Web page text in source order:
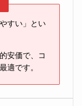
すい」とい
安価で、コ
適です。